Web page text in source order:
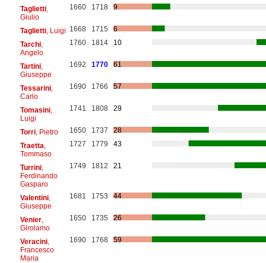
Taglietti,
Giulio
1660 1718 9
Taglietti, Luigi 1668 1715
6
Tarchi,
Angelo
1760 1814 10
Tartini,
Giuseppe
1692 1770 61
Tessarini,
Carlo
1690 1766 57
Tomasini,
Luigi
1741 1808 29
Torri, Pietro 1650 1737
28
Traetta
Tommaso
1727 1779 43
Turrini,
Ferdinando
Gasparo
1749 1812 21
Valentini,
Giuseppe
1681 1753 44
Venier,
Girolamo
1650 1735 26
Veracini,
Francesco
Maria
1690 1768 59